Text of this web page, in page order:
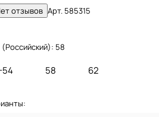
отзывов Арт. 585315
58
58 62